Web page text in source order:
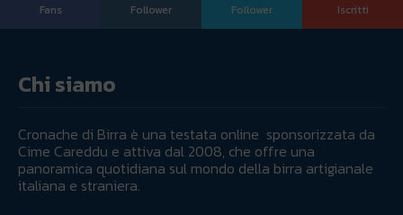
Fans
Follower
Follower
Iscritti
Chi siamo
Cronache di Birra è una testata online sponsorizzata da
Cime Careddu e attiva dal 2008, che offre una
panoramica quotidiana sul mondo della birra artigianale
italiana e straniera.